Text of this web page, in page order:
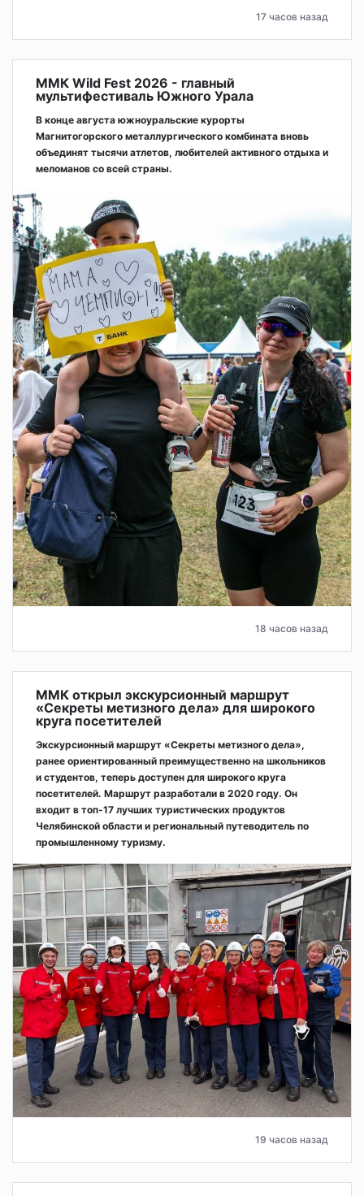
17 часов назад
ММК Wild Fest 2026 - главный
мультифестиваль Южного Урала
В конце августа южноуральские курорты
Магнитогорского металлургического комбината вновь
объединят тысячи атлетов, любителей активного отдыха и
меломанов со всей страны.
18 часов назад
ММК открыл экскурсионный маршрут
«Секреты метизного дела» для широкого
круга посетителей
Экскурсионный маршрут «Секреты метизного дела»,
ранее ориентированный преимущественно на школьников
и студентов, теперь доступен для широкого круга
посетителей. Маршрут разработали в 2020 году. Он
входит в топ-17 лучших туристических продуктов
Челябинской области и региональный путеводитель по
промышленному туризму.
19 часов назад